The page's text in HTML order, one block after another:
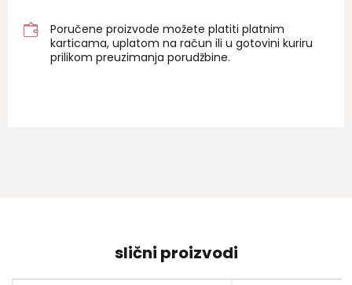
Poručene proizvode možete platiti platnim
karticama, uplatom na račun ili u gotovini kuriru
prilikom preuzimanja porudžbine.
slični proizvodi